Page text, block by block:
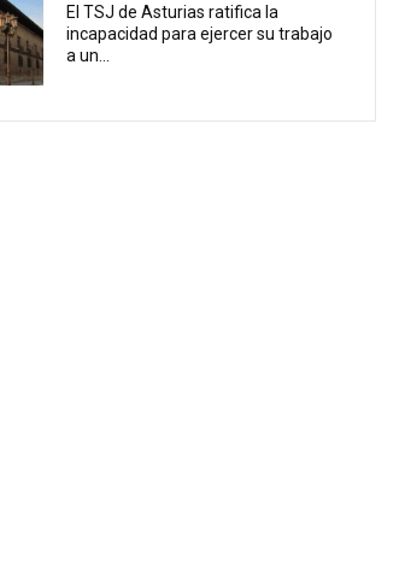
El TSJ de Asturias ratifica la
incapacidad para ejercer su trabajo
a un...